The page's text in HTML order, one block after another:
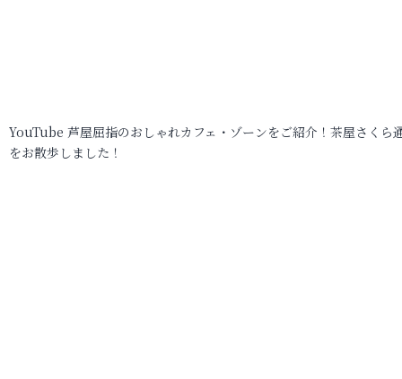
YouTube 芦屋屈指のおしゃれカフェ・ゾーンをご紹介！茶屋さくら
をお散歩しました！